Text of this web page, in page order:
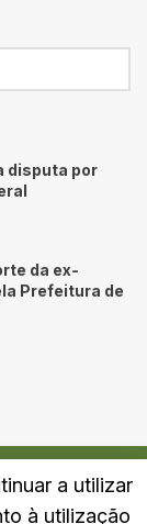
disputa por
da ex-
Prefeitura de
de Privacidade
a utilizar
à utilização